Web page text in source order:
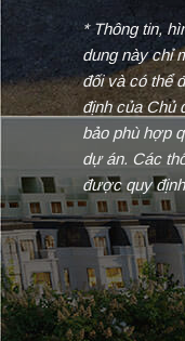
* Thông tin,
dung này chỉ
đối và có thể
định của Chủ
bảo phù hợp
dự án. Các
được quy